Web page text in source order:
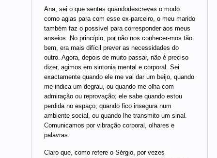
Ana, sei o que sentes quandodescreves o modo
como agias para com esse ex-parceiro, o meu marido
também faz o possível para corresponder aos meus
anseios. No princípio, por não nos conhecer-mos tão
bem, era mais difícil prever as necessidades do
outro. Agora, depois de muito passar, não é preciso
dizer, agimos em sintonia mental e corporal. Sei
exactamente quando ele me vai dar um beijo, quando
me indica um degrau, ou quando me olha com
admiração ou reprovação; ele sabe quando estou
perdida no espaço, quando fico insegura num
ambiente social, ou quando lhe transmito um sinal.
Comunicamos por vibração corporal, olhares e
palavras.
Claro que, como refere o Sérgio, por vezes